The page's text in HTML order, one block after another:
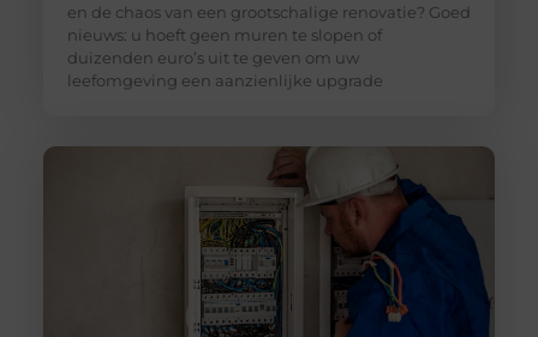
en de chaos van een grootschalige renovatie? Goed
nieuws: u hoeft geen muren te slopen of
duizenden euro’s uit te geven om uw
leefomgeving een aanzienlijke upgrade